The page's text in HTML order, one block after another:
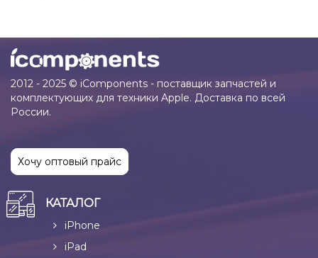
2012 - 2025 © iComponents - поставщик запчастей и
комплектующих для техники Apple. Доставка по всей
России.
Хочу оптовый прайс
КАТАЛОГ
iPhone
iPad